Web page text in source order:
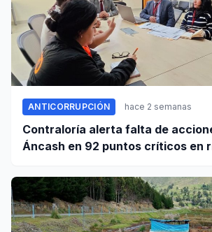
ANTICORRUPCIÓN hace 2 semanas
Contraloría alerta falta de
Áncash en 92 puntos críticos en